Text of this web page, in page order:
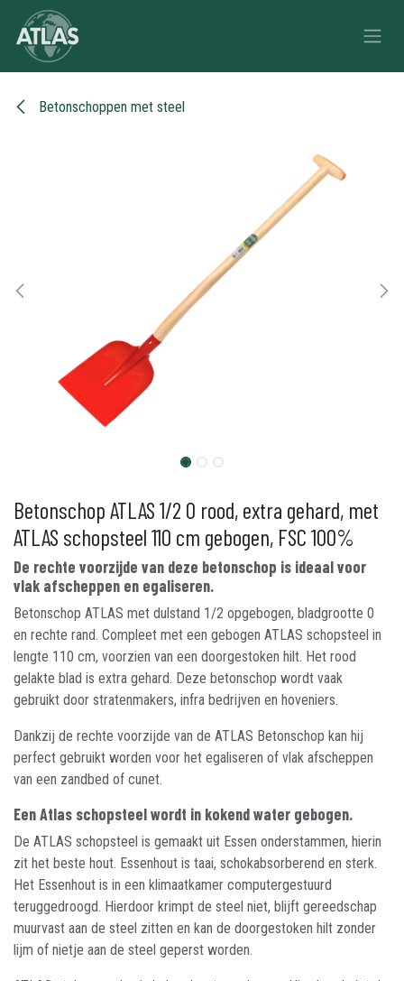
Overslaan naar inhoud
Betonschoppen met steel
Betonschop ATLAS 1/2 0 rood, extra gehard, met
ATLAS schopsteel 110 cm gebogen, FSC 100%
De rechte voorzijde van deze betonschop is ideaal voor
vlak afscheppen en egaliseren.
Betonschop ATLAS met dulstand 1/2 opgebogen, bladgrootte 0
en rechte rand. Compleet met een gebogen ATLAS schopsteel in
lengte 110 cm, voorzien van een doorgestoken hilt. Het rood
gelakte blad is extra gehard. Deze betonschop wordt vaak
gebruikt door stratenmakers, infra bedrijven en hoveniers.
Dankzij de rechte voorzijde van de ATLAS Betonschop kan hij
perfect gebruikt worden voor het egaliseren of vlak afscheppen
van een zandbed of cunet.
Een Atlas schopsteel wordt in kokend water gebogen.
De ATLAS schopsteel is gemaakt uit Essen onderstammen, hierin
zit het beste hout. Essenhout is taai, schokabsorberend en sterk.
Het Essenhout is in een klimaatkamer computergestuurd
teruggedroogd. Hierdoor krimpt de steel niet, blijft gereedschap
muurvast aan de steel zitten en kan de doorgestoken hilt zonder
lijm of nietje aan de steel geperst worden.